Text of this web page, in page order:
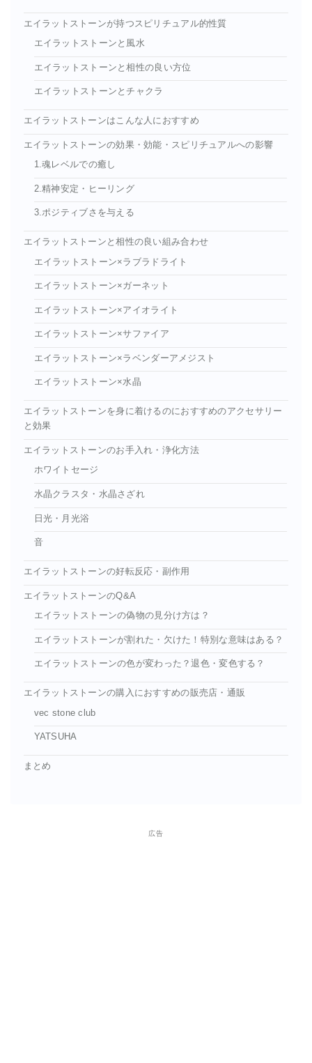
エイラットストーンが持つスピリチュアル的性質
エイラットストーンと風水
エイラットストーンと相性の良い方位
エイラットストーンとチャクラ
エイラットストーンはこんな人におすすめ
エイラットストーンの効果・効能・スピリチュアルへの影響
1.魂レベルでの癒し
2.精神安定・ヒーリング
3.ポジティブさを与える
エイラットストーンと相性の良い組み合わせ
エイラットストーン×ラブラドライト
エイラットストーン×ガーネット
エイラットストーン×アイオライト
エイラットストーン×サファイア
エイラットストーン×ラベンダーアメジスト
エイラットストーン×水晶
エイラットストーンを身に着けるのにおすすめのアクセサリー
と効果
エイラットストーンのお手入れ・浄化方法
ホワイトセージ
水晶クラスタ・水晶さざれ
日光・月光浴
音
エイラットストーンの好転反応・副作用
エイラットストーンのQ&A
エイラットストーンの偽物の見分け方は？
エイラットストーンが割れた・欠けた！特別な意味はある？
エイラットストーンの色が変わった？退色・変色する？
エイラットストーンの購入におすすめの販売店・通販
vec stone club
YATSUHA
まとめ
広告